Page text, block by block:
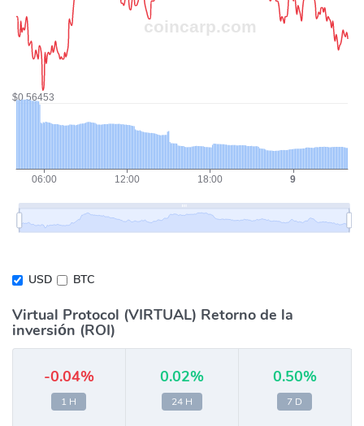
USD BTC
Virtual Protocol (VIRTUAL) Retorno de la
inversión (ROI)
-0.04%
1 H
0.02%
24 H
0.50%
7 D